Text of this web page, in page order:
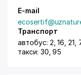
E-mail
Транспорт
автобус: 2, 16,
такси: 30, 95